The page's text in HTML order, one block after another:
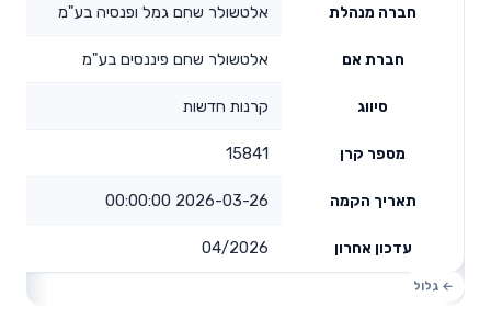
חברה מנהלת אלטשולר שחם גמל ופנסיה בע"מ
חברת אם אלטשולר שחם פיננסים בע"מ
סיווג קרנות חדשות
מספר קרן 15841
תאריך הקמה 2026-03-26 00:00:00
עדכון אחרון 04/2026